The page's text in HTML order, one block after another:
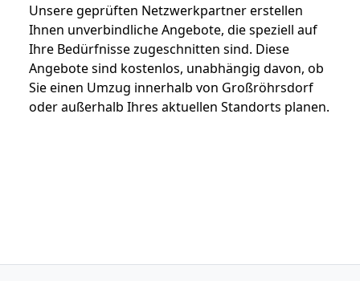
Unsere geprüften Netzwerkpartner erstellen
Ihnen unverbindliche Angebote, die speziell auf
Ihre Bedürfnisse zugeschnitten sind. Diese
Angebote sind kostenlos, unabhängig davon, ob
Sie einen Umzug innerhalb von Großröhrsdorf
oder außerhalb Ihres aktuellen Standorts planen.